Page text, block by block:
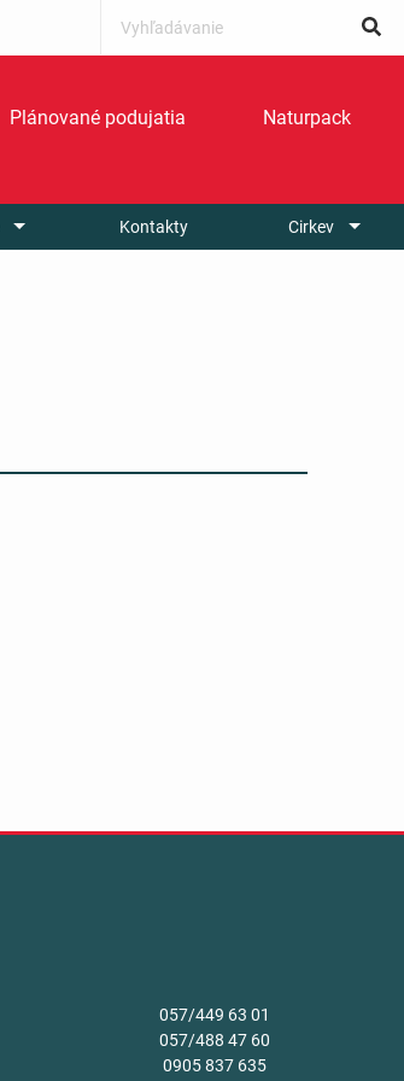
Plánované podujatia Naturpack
Kontakty Cirkev
057/449 63 01
057/488 47 60
0905 837 635